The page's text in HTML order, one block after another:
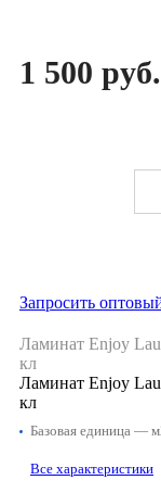
1 500
Запросить
Ламинат Enjoy
кл
Ламинат Enjoy
кл
Базовая единица —
Все характеристики